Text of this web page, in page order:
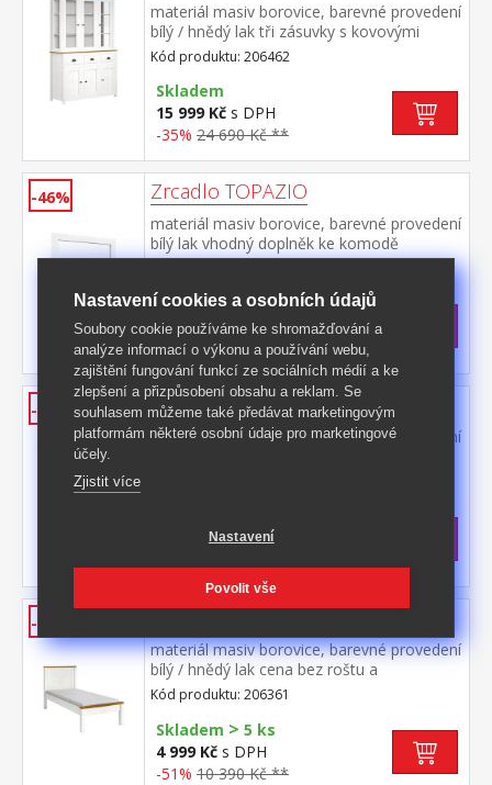
materiál masiv borovice, barevné provedení
bílý / hnědý lak tři zásuvky s kovovými
úchytkami a pojezdy troje plné a troje
prosklené dveře
Kód produktu: 206462
Skladem
15 999 Kč s DPH
-35% 24 690 Kč **
-46% Zrcadlo TOPAZIO
materiál masiv borovice, barevné provedení
bílý lak vhodný doplněk ke komodě
TOPAZIO 206261 nebo 206262
Skladem>5 ks
2 299 Kčs DPH
-46% 4 299 Kč **
-42% Odkládací stolek TOPAZIO
materiál masiv borovice, barevné provedení
2 999 Kčs DPH
-51% Jednolůžko 90x200 TOPAZIO
materiál masiv borovice, barevné provedení
bílý / hnědý lak cena bez roštu a
matrace doporučený rozměr matrace 90 ×
200 cm a rošt R1 vhodný doplněk úložný
prostor 8009B
Kód produktu: 206361
Skladem > 5 ks
4 999 Kč s DPH
-51% 10 390 Kč **
Nastavení cookies a osobních údajů
Soubory cookie používáme ke shromažďování a
analýze informací o výkonu a používání webu,
zajištění fungování funkcí ze sociálních médií a ke
zlepšení a přizpůsobení obsahu a reklam. Se
souhlasem můžeme také předávat marketingovým
platformám některé osobní údaje pro marketingové
účely.
Zjistit více
Nastavení
Povolit vše